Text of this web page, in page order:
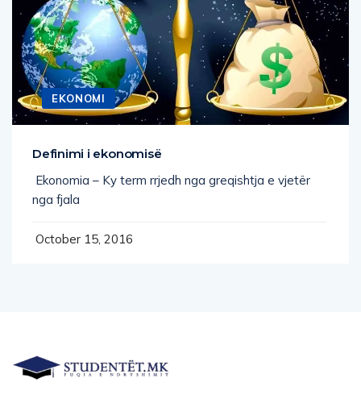
EKONOMI
Definimi i ekonomisë
Ekonomia – Ky term rrjedh nga greqishtja e vjetër
nga fjala
October 15, 2016